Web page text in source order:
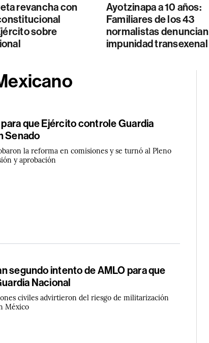
revancha con
sobre
Ayotzinapa a 10 años:
Familiares de los 43
normalistas denuncian
impunidad transexenal
que Ejército controle Guardia
Senado
la reforma en comisiones y se turnó al Pleno
y aprobación
segundo intento de AMLO para que
Nacional
civiles advirtieron del riesgo de militarización
México